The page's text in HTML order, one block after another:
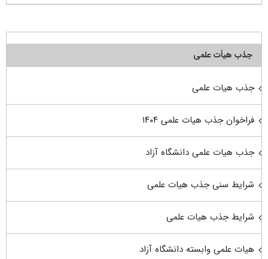
جذب هیأت علمی
جذب هیات علمی
فراخوان جذب هیات علمی ۱۴۰۴
جذب هیات علمی دانشگاه آزاد
شرایط سنی جذب هیات علمی
شرایط جذب هیات علمی
هیات علمی وابسته دانشگاه آزاد